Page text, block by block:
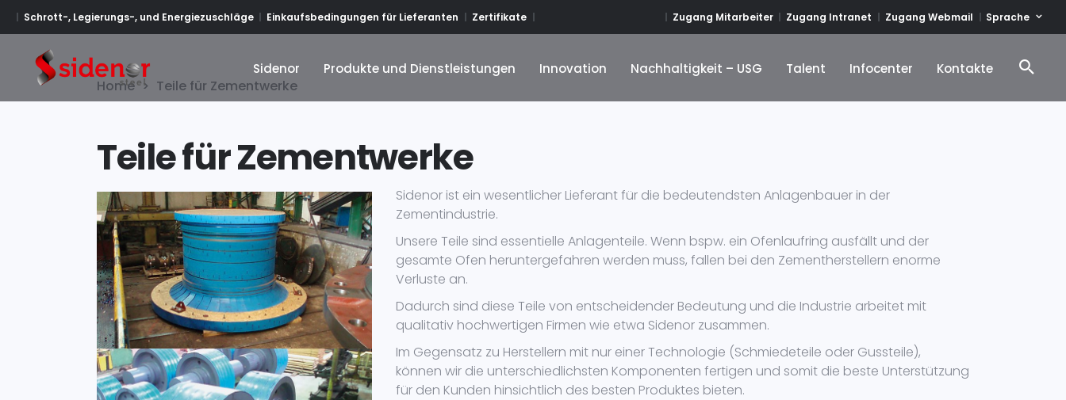
Schrott-, Legierungs-, und Energiezuschläge Einkaufsbedingungen für Lieferanten Zertifikate Zugang Mitarbeiter Zugang Intranet Zugang Webmail Sprache
Sidenor
Sidenor
Produkte und Dienstleistungen
Innovation
Nachhaltigkeit – USG
Talent
Infocenter
Kontakte
Home > Teile für Zementwerke
Teile für Zementwerke
Sidenor ist ein wesentlicher Lieferant für die bedeutendsten Anlagenbauer in der
Zementindustrie.
Unsere Teile sind essentielle Anlagenteile. Wenn bspw. ein Ofenlaufring ausfällt und der
gesamte Ofen heruntergefahren werden muss, fallen bei den Zementherstellern enorme
Verluste an.
Dadurch sind diese Teile von entscheidender Bedeutung und die Industrie arbeitet mit
qualitativ hochwertigen Firmen wie etwa Sidenor zusammen.
Im Gegensatz zu Herstellern mit nur einer Technologie (Schmiedeteile oder Gussteile),
können wir die unterschiedlichsten Komponenten fertigen und somit die beste Unterstützung
für den Kunden hinsichtlich des besten Produktes bieten.